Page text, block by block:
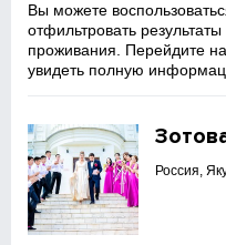
Вы можете
отфильтровать
проживания. Перейдите
увидеть полную
Россия,